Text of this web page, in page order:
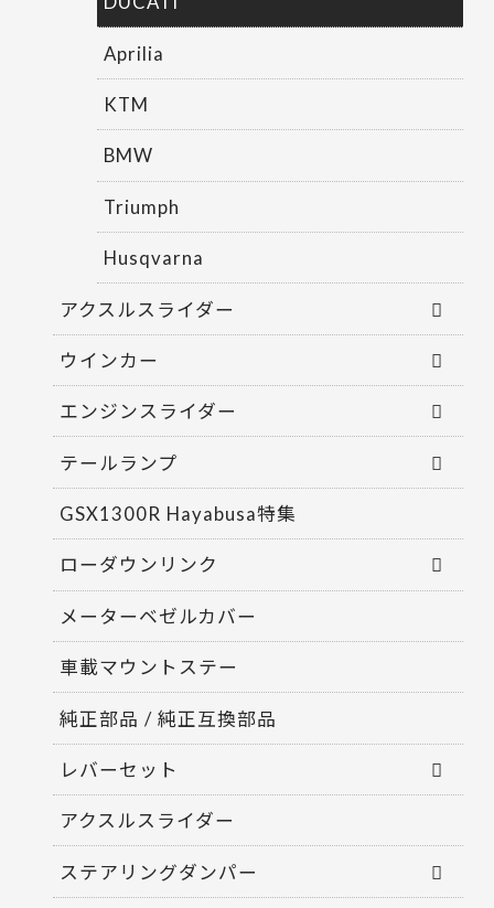
Aprilia
KTM
BMW
Triumph
Husqvarna
アクスルスライダー
ウインカー
エンジンスライダー
テールランプ
GSX1300R Hayabusa特集
ローダウンリンク
メーターベゼルカバー
車載マウントステー
純正部品 / 純正互換部品
レバーセット
アクスルスライダー
ステアリングダンパー